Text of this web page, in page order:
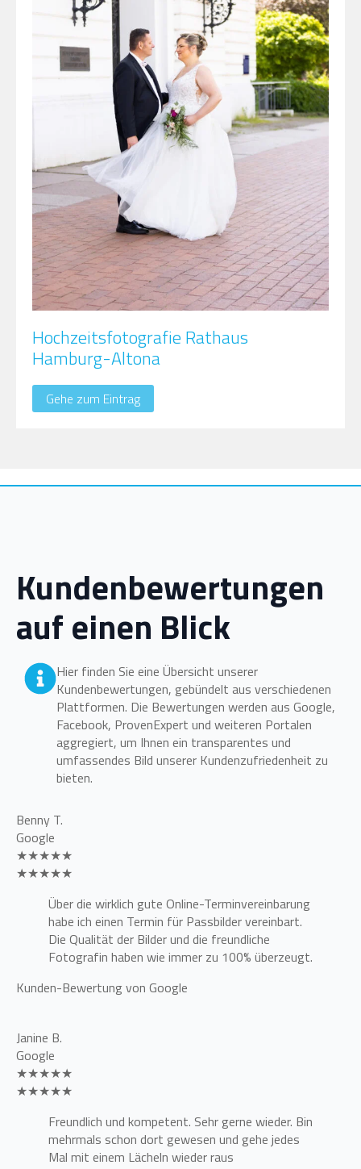
Hochzeitsfotografie Rathaus
Hamburg-Altona
Gehe zum Eintrag
Kundenbewertungen
auf einen Blick
Hier finden Sie eine Übersicht unserer
Kundenbewertungen, gebündelt aus verschiedenen
Plattformen. Die Bewertungen werden aus Google,
Facebook, ProvenExpert und weiteren Portalen
aggregiert, um Ihnen ein transparentes und
umfassendes Bild unserer Kundenzufriedenheit zu
bieten.
Benny T.
Google
★★★★★
★★★★★
Über die wirklich gute Online-Terminvereinbarung
habe ich einen Termin für Passbilder vereinbart.
Die Qualität der Bilder und die freundliche
Fotografin haben wie immer zu 100% überzeugt.
Kunden-Bewertung von Google
Janine B.
Google
★★★★★
★★★★★
Freundlich und kompetent. Sehr gerne wieder. Bin
mehrmals schon dort gewesen und gehe jedes
Mal mit einem Lächeln wieder raus